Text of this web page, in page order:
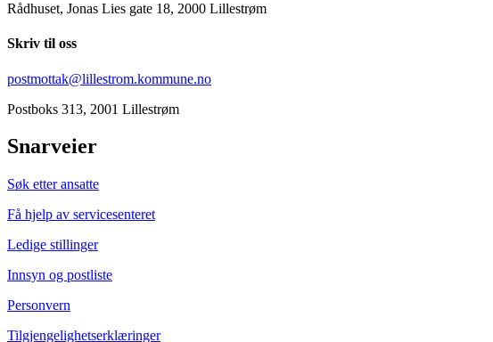
Rådhuset, Jonas Lies gate 18, 2000 Lillestrøm
Skriv til oss
postmottak@lillestrom.kommune.no
Postboks 313, 2001 Lillestrøm
Snarveier
Søk etter ansatte
Få hjelp av servicesenteret
Ledige stillinger
Innsyn og postliste
Personvern
Tilgjengelighetserklæringer